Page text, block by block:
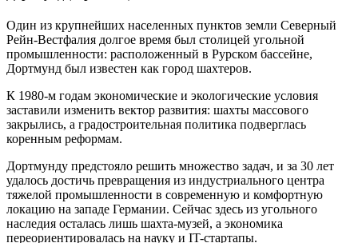
Один из крупнейших населенных пунктов земли Северный
Рейн-Вестфалия долгое время был столицей угольной
промышленности: расположенный в Рурском бассейне,
Дортмунд был известен как город шахтеров.
К 1980-м годам экономические и экологические условия
заставили изменить вектор развития: шахты массового
закрылись, а градостроительная политика подверглась
коренным реформам.
Дортмунду предстояло решить множество задач, и за 30 лет
удалось достичь превращения из индустриального центра
тяжелой промышленности в современную и комфортную
локацию на западе Германии. Сейчас здесь из угольного
наследия осталась лишь шахта-музей, а экономика
переориентировалась на науку и IT-стартапы.